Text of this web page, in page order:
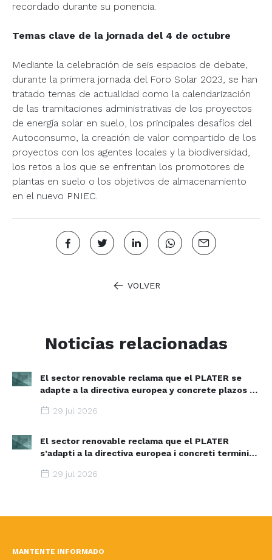
recordado durante su ponencia.
Temas clave de la jornada del 4 de octubre
Mediante la celebración de seis espacios de debate,
durante la primera jornada del Foro Solar 2023, se han
tratado temas de actualidad como la calendarización
de las tramitaciones administrativas de los proyectos
de energía solar en suelo, los principales desafíos del
Autoconsumo, la creación de valor compartido de los
proyectos con los agentes locales y la biodiversidad,
los retos a los que se enfrentan los promotores de
plantas en suelo o los objetivos de almacenamiento
en el nuevo PNIEC.
VOLVER
Noticias relacionadas
El sector renovable reclama que el PLATER se
adapte a la directiva europea y concrete plazos y
29 jul 2026
El sector renovable reclama que el PLATER
s’adapti a la directiva europea i concreti terminis i
29 jul 2026
MANTENTE INFORMADO